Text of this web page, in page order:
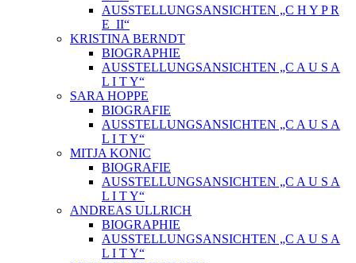
AUSSTELLUNGSANSICHTEN „C H Y P R
E_II“
KRISTINA BERNDT
BIOGRAPHIE
AUSSTELLUNGSANSICHTEN „C A U S A
L I T Y“
SARA HOPPE
BIOGRAFIE
AUSSTELLUNGSANSICHTEN „C A U S A
L I T Y“
MITJA KONIC
BIOGRAFIE
AUSSTELLUNGSANSICHTEN „C A U S A
L I T Y“
ANDREAS ULLRICH
BIOGRAPHIE
AUSSTELLUNGSANSICHTEN „C A U S A
L I T Y“